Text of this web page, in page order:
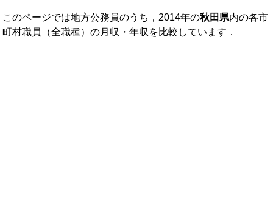
このページでは地方公務員のうち，2014年の秋田県内の各市
町村職員（全職種）の月収・年収を比較しています．